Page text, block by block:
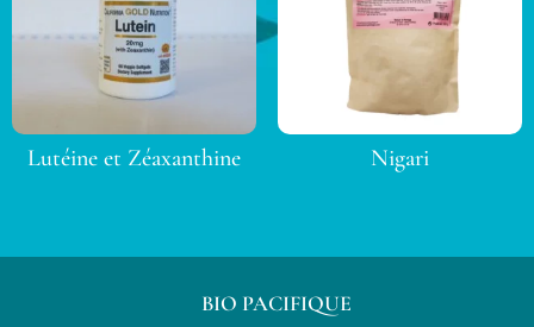
Lutéine et Zéaxanthine Nigari
BIO PACIFIQUE